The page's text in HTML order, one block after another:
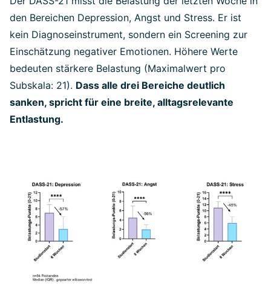
den Bereichen Depression, Angst und Stress. Er ist
kein Diagnoseinstrument, sondern ein Screening zur
Einschätzung negativer Emotionen. Höhere Werte
bedeuten stärkere Belastung (Maximalwert pro
Subskala: 21). Dass alle drei Bereiche deutlich
sanken, spricht für eine breite, alltagsrelevante
Entlastung.